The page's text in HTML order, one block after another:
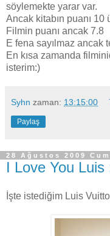
söylemekte yarar var.
Ancak kitabın puanı
Filmin puanı ancak 7.8
E fena sayılmaz ancak
En kısa zamanda
isterim:)
Syhn zaman: 13:15:00
Paylaş
28 Ağustos 2009
I Love You Luis
İşte istediğim Luis